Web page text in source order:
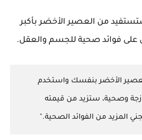
من العصير الأخضر بأكبر
فوائد صحية للجسم والعقل.
الأخضر بنفسك واستخدم
وصحية، ستزيد من قيمته
المزيد من الفوائد الصحية."